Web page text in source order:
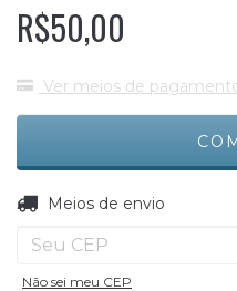
R$50,00
Ver meios de
Entregas para o CEP:
Meios de envio
Não sei meu CEP